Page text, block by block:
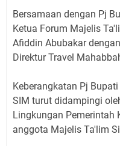
Bersamaan dengan Pj
Ketua Forum Majelis
Afiddin Abubakar
Direktur Travel
Keberangkatan Pj
SIM turut didampingi
Lingkungan Pemerintah
anggota Majelis Ta'lim